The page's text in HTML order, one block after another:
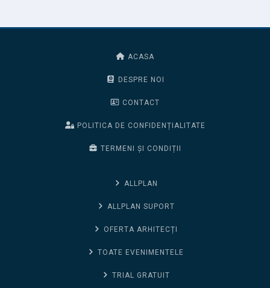
ACASA
DESPRE NOI
CONTACT
POLITICA DE CONFIDENȚIALITATE
TERMENI ȘI CONDIȚII
ALLPLAN
ALLPLAN SUPORT
OFERTA ARHITECȚI
TOATE EVENIMENTELE
TRIAL GRATUIT